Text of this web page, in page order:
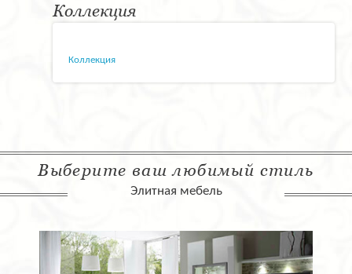
Коллекция
Коллекция
Выберите ваш любимый стиль
Элитная мебель